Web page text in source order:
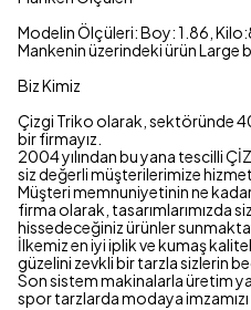
Modelin Ölçüleri: Boy: 1.86,
Mankenin üzerindeki ürün Large
Biz Kimiz
Çizgi Triko olarak, sektöründe
bir firmayız.
2004 yılından bu yana tescilli
siz değerli müşterilerimize
Müşteri memnuniyetinin ne
firma olarak, tasarımlarımızda
hissedeceğiniz ürünler
İlkemiz en iyi iplik ve kumaş
güzelini zevkli bir tarzla sizlerin
Son sistem makinalarla üretim
spor tarzlarda modaya imzamızı